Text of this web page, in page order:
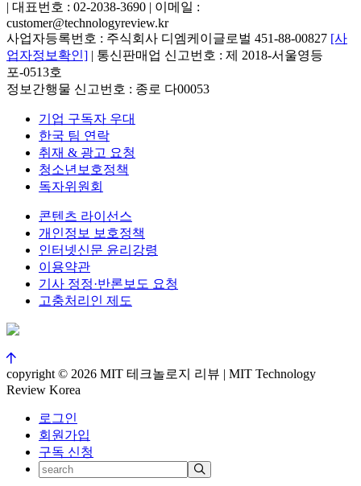
| 대표번호 : 02-2038-3690 | 이메일 :
customer@technologyreview.kr
사업자등록번호 : 주식회사 디엠케이글로벌 451-88-00827 [사
업자정보확인] | 통신판매업 신고번호 : 제 2018-서울영등
포-0513호
정보간행물 신고번호 : 종로 다00053
기업 구독자 우대
한국 팀 연락
취재 & 광고 요청
청소년보호정책
독자위원회
콘텐츠 라이선스
개인정보 보호정책
인터넷신문 윤리강령
이용약관
기사 정정·반론보도 요청
고충처리인 제도
copyright © 2026 MIT 테크놀로지 리뷰 | MIT Technology
Review Korea
로그인
회원가입
구독 신청